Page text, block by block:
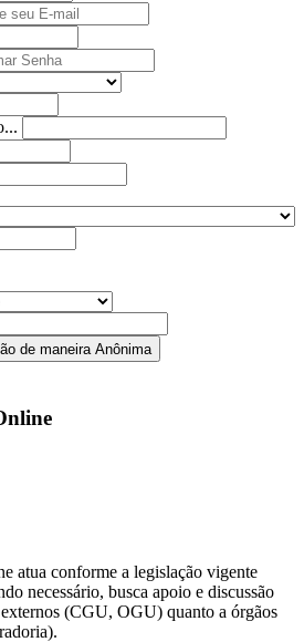
de maneira Anônima
atua conforme a legislação vigente
necessário, busca apoio e discussão
(CGU, OGU) quanto a órgãos